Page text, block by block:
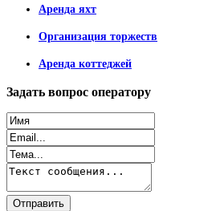
Аренда яхт
Организация торжеств
Аренда коттеджей
Задать вопрос оператору